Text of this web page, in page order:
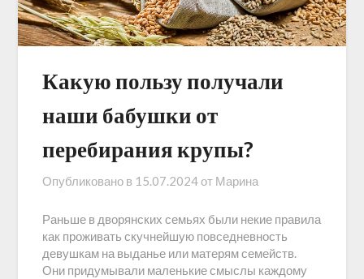
Какую пользу получали
наши бабушки от
перебирания крупы?
Опубликовано в 15.07.2024от Марина
Раньше в дворянских семьях были некие правила
как проживать скучнейшую повседневность
девушкам на выданье или матерям семейств.
Они придумывали маленькие смыслы каждому